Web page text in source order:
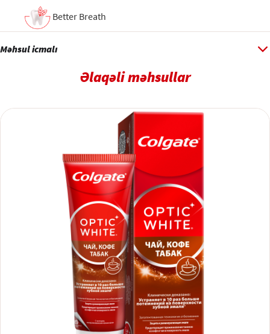
Better Breath
Məhsul icmalı
Əlaqəli məhsullar